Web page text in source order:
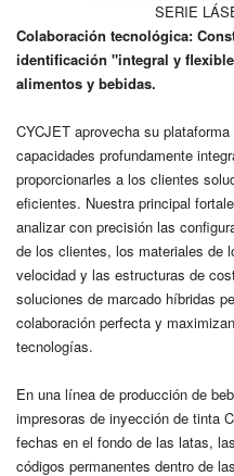
SERIE
Colaboración tecnológica:
identificación "integral y
alimentos y bebidas.
CYCJET aprovecha su
capacidades profundamente
proporcionarles a los clientes
eficientes. Nuestra principal
analizar con precisión las
de los clientes, los materiales de
velocidad y las estructuras de
soluciones de marcado híbridas
colaboración perfecta y
tecnologías.
En una línea de producción de
impresoras de inyección de tinta
fechas en el fondo de las latas,
códigos permanentes dentro de